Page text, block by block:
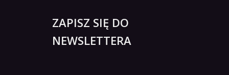
ZAPISZ SIĘ DO
NEWSLETTERA